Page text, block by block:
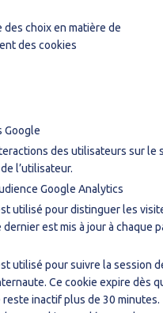
des choix en matière de
des cookies
Google
des utilisateurs sur le
l’utilisateur.
Google Analytics
utilisé pour distinguer les
dernier est mis à jour à chaque
utilisé pour suivre la session
Ce cookie expire dès
reste inactif plus de 30 minutes.